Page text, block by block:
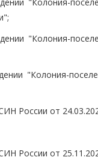
"Колония-
"Колония-
России от
России от